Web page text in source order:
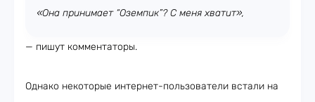
«Она принимает “Оземпик”? С меня хватит»,
— пишут комментаторы.
Однако некоторые интернет-пользователи встали на